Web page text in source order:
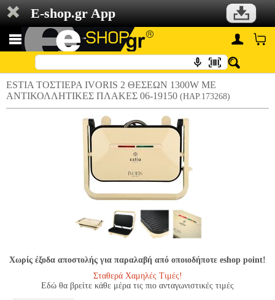
E-shop.gr App
ESTIA ΤΟΣΤΙΕΡΑ IVORIS 2 ΘΕΣΕΩΝ 1300W ΜΕ
ΑΝΤΙΚΟΛΛΗΤΙΚΕΣ ΠΛΑΚΕΣ 06-19150 (HAP.173268)
Χωρίς έξοδα αποστολής για παραλαβή από οποιοδήποτε eshop point!
Σταθερά Χαμηλές Τιμές!
Εδώ θα βρείτε κάθε μέρα τις πιο ανταγωνιστικές τιμές